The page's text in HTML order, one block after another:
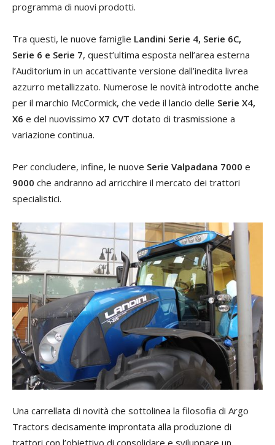
programma di nuovi prodotti.
Tra questi, le nuove famiglie Landini Serie 4, Serie 6C,
Serie 6 e Serie 7, quest’ultima esposta nell’area esterna
l’Auditorium in un accattivante versione dall’inedita livrea
azzurro metallizzato. Numerose le novità introdotte anche
per il marchio McCormick, che vede il lancio delle Serie X4,
X6 e del nuovissimo X7 CVT dotato di trasmissione a
variazione continua.
Per concludere, infine, le nuove Serie Valpadana 7000 e
9000 che andranno ad arricchire il mercato dei trattori
specialistici.
Una carrellata di novità che sottolinea la filosofia di Argo
Tractors decisamente improntata alla produzione di